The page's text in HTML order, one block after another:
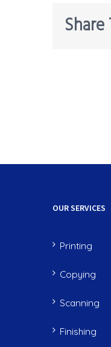
OUR SERVICES
Printing
Copying
Scanning
Finishing